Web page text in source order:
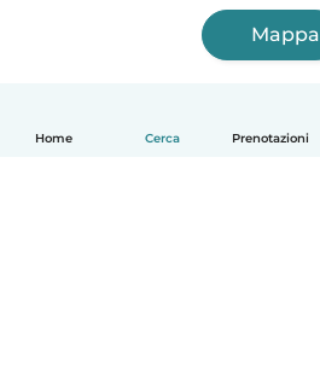
Home Cerca Prenotazioni
Mappa